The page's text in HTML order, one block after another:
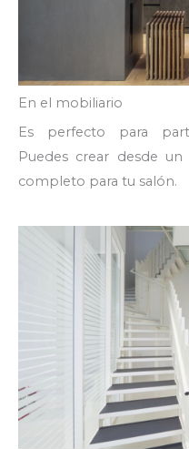
En el mobiliario
Es perfecto para
Puedes crear desde
completo para tu salón.